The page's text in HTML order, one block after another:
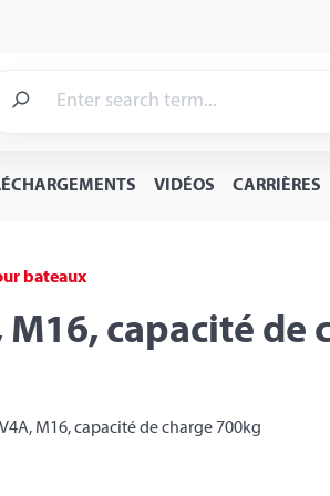
VIDÉOS CARRIÈRES
bateaux
capacité de